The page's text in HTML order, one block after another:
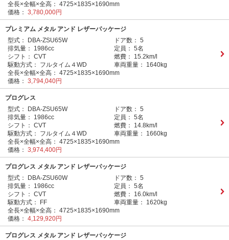
全長×全幅×全高： 4725×1835×1690mm
価格： 3,780,000円
プレミアム メタル アンド レザーパッケージ
型式：
DBA-ZSU65W ドア数： 5
排気量：
1986cc 定員： 5名
シフト： CVT 燃費：
15.2km/l
駆動方式：
フルタイム４WD 車両重量：
1640kg
全長×全幅×全高： 4725×1835×1690mm
価格： 3,794,040円
プログレス
型式：
DBA-ZSU65W ドア数： 5
排気量：
1986cc 定員： 5名
シフト： CVT 燃費：
14.8km/l
駆動方式：
フルタイム４WD 車両重量：
1660kg
全長×全幅×全高： 4725×1835×1690mm
価格： 3,974,400円
プログレス メタル アンド レザーパッケージ
型式：
DBA-ZSU60W ドア数： 5
排気量：
1986cc 定員： 5名
シフト： CVT 燃費：
16.0km/l
駆動方式：
FF 車両重量：
1620kg
全長×全幅×全高： 4725×1835×1690mm
価格： 4,129,920円
プログレス メタル アンド レザーパッケージ